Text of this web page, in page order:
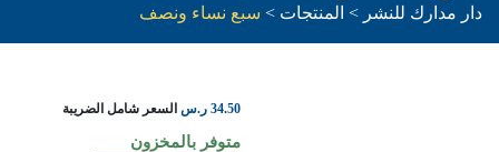
دار مدارك للنشر > المنتجات > سبع نساء ونصف
34.50 ر.س السعر شامل الضريبة
متوفر بالمخزون